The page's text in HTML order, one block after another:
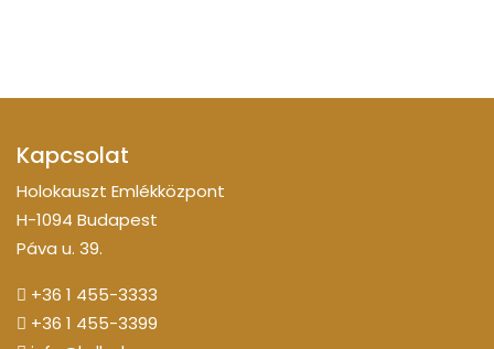
Kapcsolat
Holokauszt Emlékközpont
H-1094 Budapest
Páva u. 39.
+36 1 455-3333
+36 1 455-3399